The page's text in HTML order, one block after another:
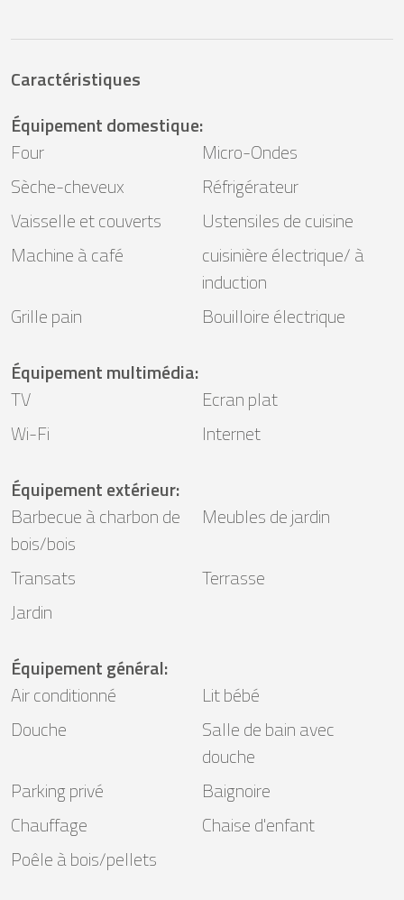
Caractéristiques
Équipement domestique:
Four
Micro-Ondes
Sèche-cheveux
Réfrigérateur
Vaisselle et couverts
Ustensiles de cuisine
Machine à café
cuisinière électrique/ à
induction
Grille pain
Bouilloire électrique
Équipement multimédia:
TV
Ecran plat
Wi-Fi
Internet
Équipement extérieur:
Barbecue à charbon de
bois/bois
Meubles de jardin
Transats
Terrasse
Jardin
Équipement général:
Air conditionné
Lit bébé
Douche
Salle de bain avec
douche
Parking privé
Baignoire
Chauffage
Chaise d'enfant
Poêle à bois/pellets